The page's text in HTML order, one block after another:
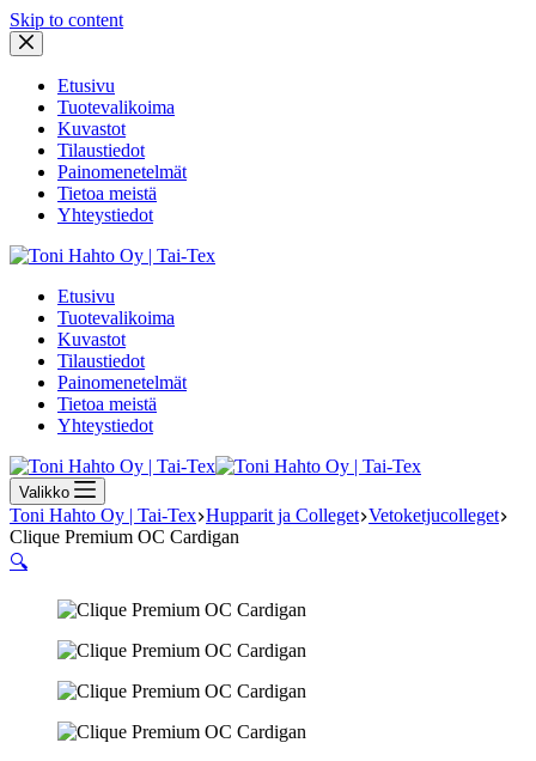
Skip to content
Etusivu
Tuotevalikoima
Kuvastot
Tilaustiedot
Painomenetelmät
Tietoa meistä
Yhteystiedot
Etusivu
Tuotevalikoima
Kuvastot
Tilaustiedot
Painomenetelmät
Tietoa meistä
Yhteystiedot
Valikko
Toni Hahto Oy | Tai-Tex Hupparit ja Colleget Vetoketjucolleget
Clique Premium OC Cardigan
🔍